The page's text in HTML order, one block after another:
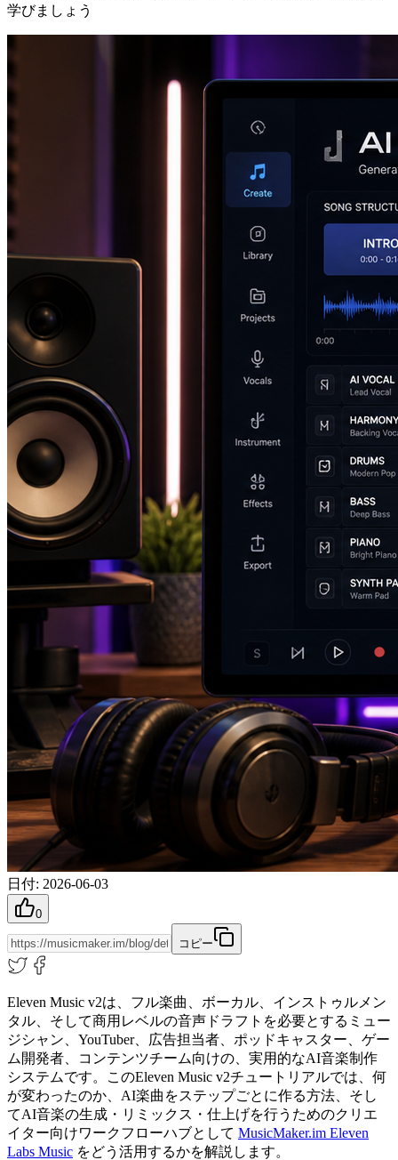
学びましょう
日付: 2026-06-03
0
コピー
Eleven Music v2は、フル楽曲、ボーカル、インストゥルメン
タル、そして商用レベルの音声ドラフトを必要とするミュー
ジシャン、YouTuber、広告担当者、ポッドキャスター、ゲー
ム開発者、コンテンツチーム向けの、実用的なAI音楽制作
システムです。このEleven Music v2チュートリアルでは、何
が変わったのか、AI楽曲をステップごとに作る方法、そし
てAI音楽の生成・リミックス・仕上げを行うためのクリエ
イター向けワークフローハブとして MusicMaker.im Eleven
Labs Music をどう活用するかを解説します。